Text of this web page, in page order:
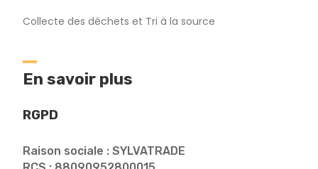
Collecte des déchets et Tri à la source
En savoir plus
RGPD
Raison sociale : SYLVATRADE